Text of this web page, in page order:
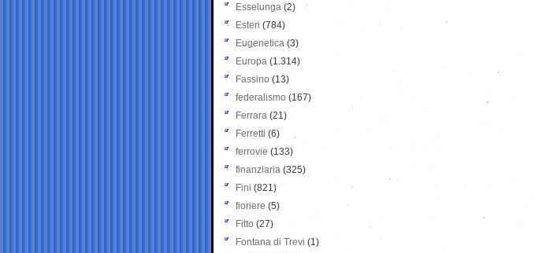
Esselunga (2)
Esteri (784)
Eugenetica (3)
Europa (1.314)
Fassino (13)
federalismo (167)
Ferrara (21)
Ferretti (6)
ferrovie (133)
finanziaria (325)
Fini (821)
fioriere (5)
Fitto (27)
Fontana di Trevi (1)